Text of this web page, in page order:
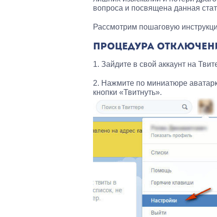
вопроса и посвящена данная
Рассмотрим пошаговую
ПРОЦЕДУРА
1. Зайдите в свой аккаунт на
2. Нажмите по миниатюре
кнопки «Твитнуть».